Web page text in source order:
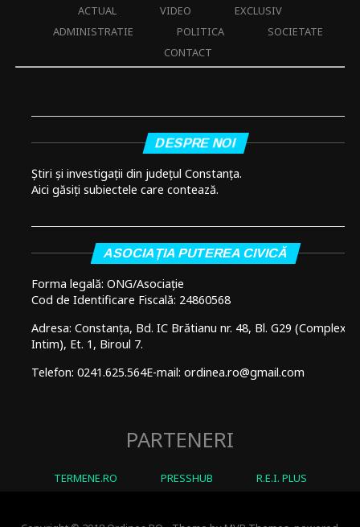
ACTUAL VIDEO
EXCLUSIV
ADMINISTRATIE
POLITICA
SOCIETATE
CONTACT
DESPRE NOI
Știri și investigații din județul Constanța.
Aici găsiți subiectele care contează.
ASOCIAȚIA PUTEREA CIVICĂ
Forma legală: ONG/Asociație
Cod de Identificare Fiscală: 24860568
Adresa: Constanța, Bd. IC Brătianu nr. 48, Bl. G29 (Complex
Intim), Et. 1, Biroul 7.
Telefon: 0241.625.564E-mail: ordinea.ro@gmail.com
PARTENERI
TERMENE.RO PRESSHUB R.E.I. PLUS